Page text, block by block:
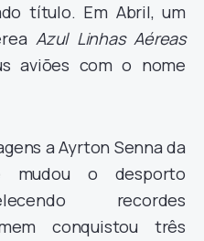
título. Em Abril, um
Azul Linhas Aéreas
aviões com o nome
a Ayrton Senna da
mudou o desporto
recordes
conquistou três